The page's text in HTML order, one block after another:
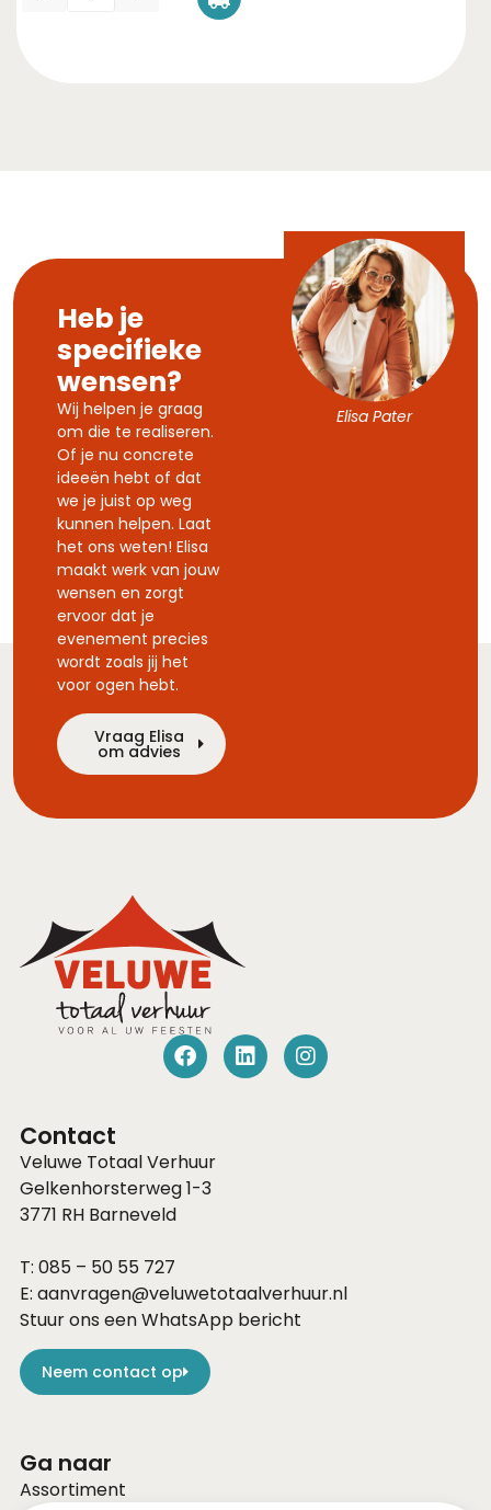
Elisa Pater
Heb je
specifieke
wensen?
Wij helpen je graag
om die te realiseren.
Of je nu concrete
ideeën hebt of dat
we je juist op weg
kunnen helpen. Laat
het ons weten! Elisa
maakt werk van jouw
wensen en zorgt
ervoor dat je
evenement precies
wordt zoals jij het
voor ogen hebt.
Vraag Elisa
om advies
Contact
Veluwe Totaal Verhuur
Gelkenhorsterweg 1-3
3771 RH Barneveld
T: 085 – 50 55 727
E: aanvragen@veluwetotaalverhuur.nl
Stuur ons een WhatsApp bericht
Neem contact op
Ga naar
Assortiment